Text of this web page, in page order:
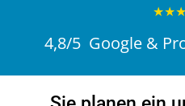
4,8/5 Google &